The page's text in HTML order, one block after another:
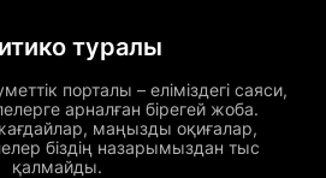
туралы
порталы – еліміздегі саяси,
арналған бірегей жоба.
жағдайлар, маңызды оқиғалар,
біздің назарымыздан тыс
қалмайды.